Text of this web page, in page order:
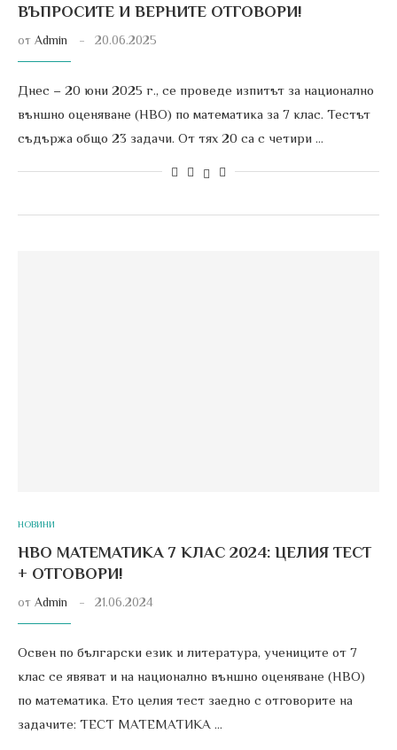
ВЪПРОСИТЕ И ВЕРНИТЕ ОТГОВОРИ!
от Admin 20.06.2025
Днес – 20 юни 2025 г., се проведе изпитът за национално
външно оценяване (НВО) по математика за 7 клас. Тестът
съдържа общо 23 задачи. От тях 20 са с четири …
НОВИНИ
НВО МАТЕМАТИКА 7 КЛАС 2024: ЦЕЛИЯ ТЕСТ
+ ОТГОВОРИ!
от Admin 21.06.2024
Освен по български език и литература, учениците от 7
клас се явяват и на национално външно оценяване (НВО)
по математика. Ето целия тест заедно с отговорите на
задачите: ТЕСТ МАТЕМАТИКА …